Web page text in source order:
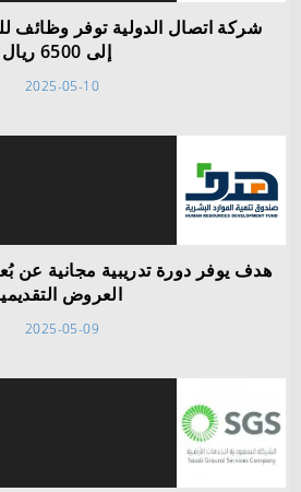
شركة اتصال الدولية توفر وظائف
إلى 6500 ريال
2025-05-10
هدف يوفر دورة تدريبية مجانية عن
العروض
2025-05-09